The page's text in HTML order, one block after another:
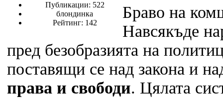
Публикации: 522
блондинка
Рейтинг: 142
Браво на
Навсякъде
пред безобразията на
поставящи се над закона и
права и свободи. Цялата